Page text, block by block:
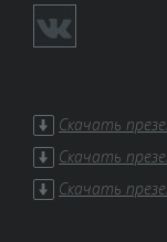
Скачать
Скачать
Скачать